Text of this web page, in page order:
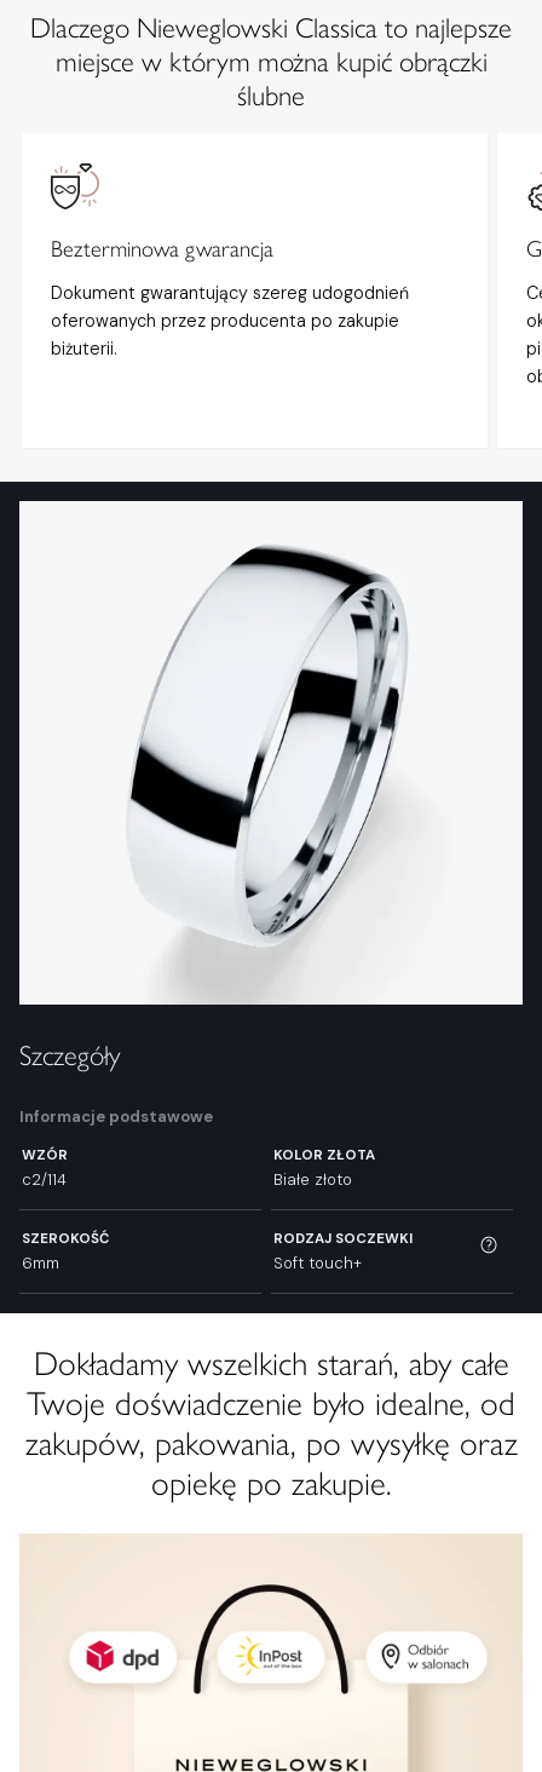
Dlaczego Nieweglowski Classica to najlepsze
miejsce w którym można kupić obrączki
ślubne
Bezterminowa gwarancja
Dokument gwarantujący szereg udogodnień
oferowanych przez producenta po zakupie
biżuterii.
Szczegóły
Informacje podstawowe
WZÓR
c2/114
KOLOR ZŁOTA
Białe złoto
SZEROKOŚĆ
6mm
RODZAJ SOCZEWKI
Soft touch+
Dokładamy wszelkich starań, aby całe
Twoje doświadczenie było idealne, od
zakupów, pakowania, po wysyłkę oraz
opiekę po zakupie.